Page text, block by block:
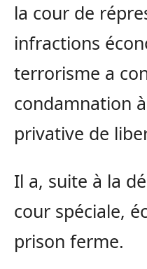
la cour de
infractions
terrorisme a
condamnation
privative de
Il a, suite à la
cour spéciale,
prison ferme.